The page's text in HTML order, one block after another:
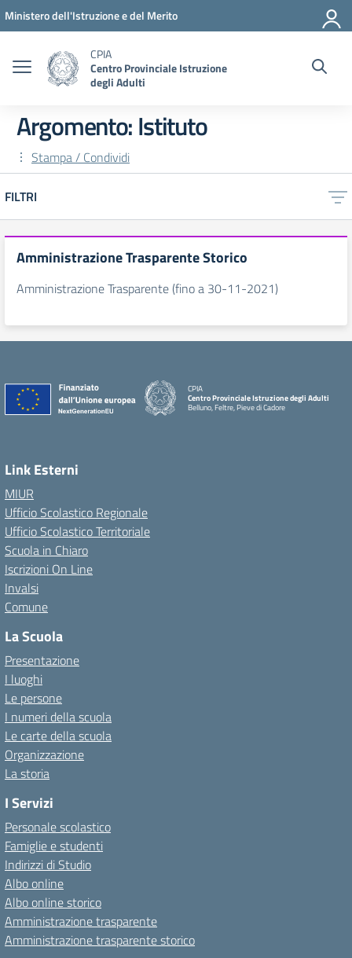
Vai ai contenuti
Vai al menu di navigazione
Vai al footer
Ministero dell'Istruzione e del Merito
CPIA
Centro Provinciale Istruzione
degli Adulti
Argomento: Istituto
Stampa / Condividi
FILTRI
Amministrazione Trasparente Storico
Amministrazione Trasparente (fino a 30-11-2021)
CPIA
Centro Provinciale Istruzione degli Adulti
Belluno, Feltre, Pieve di Cadore
Link Esterni
MIUR
Ufficio Scolastico Regionale
Ufficio Scolastico Territoriale
Scuola in Chiaro
Iscrizioni On Line
Invalsi
Comune
La Scuola
Presentazione
I luoghi
Le persone
I numeri della scuola
Le carte della scuola
Organizzazione
La storia
I Servizi
Personale scolastico
Famiglie e studenti
Indirizzi di Studio
Albo online
Albo online storico
Amministrazione trasparente
Amministrazione trasparente storico